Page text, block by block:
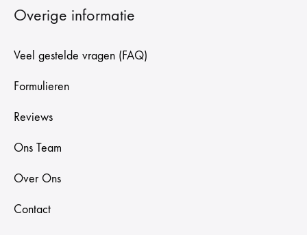
Overige informatie
Veel gestelde vragen (FAQ)
Formulieren
Reviews
Ons Team
Over Ons
Contact